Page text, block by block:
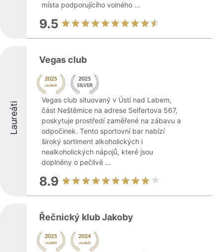
místa podporujícího volného ...
9.5
Laureáti
Vegas club
Vegas club situovaný v Ústí nad Labem,
část Neštěmice na adrese Seifertova 567,
poskytuje prostředí zaměřené na zábavu a
odpočinek. Tento sportovní bar nabízí
široký sortiment alkoholických i
nealkoholických nápojů, které jsou
doplněny o pečlivě ...
8.9
Řečnický klub Jakoby